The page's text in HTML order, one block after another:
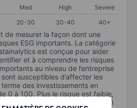
Med High
Severe
20-30 30-40 40+
de mesurer la façon dont une
ESG importants. La catégorie
est conçue pour aider
et à comprendre les risques
au niveau de l’entreprise
susceptibles d’affecter les
des investissements en
0 à 100. Plus le risque est faible,
(0 équivaut à aucun risque et 100